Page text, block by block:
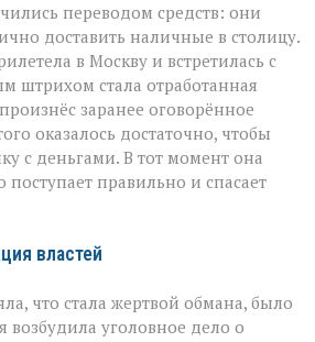
переводом средств: они
доставить наличные в столицу.
в Москву и встретилась с
штрихом стала отработанная
заранее оговорённое
оказалось достаточно, чтобы
с деньгами. В тот момент она
поступает правильно и спасает
властей
что стала жертвой обмана, было
уголовное дело о